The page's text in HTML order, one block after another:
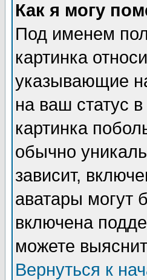
Как я могу
Под именем
картинка
указывающие
на ваш статус
картинка
обычно
зависит,
аватары могут
включена
можете
Вернуться к